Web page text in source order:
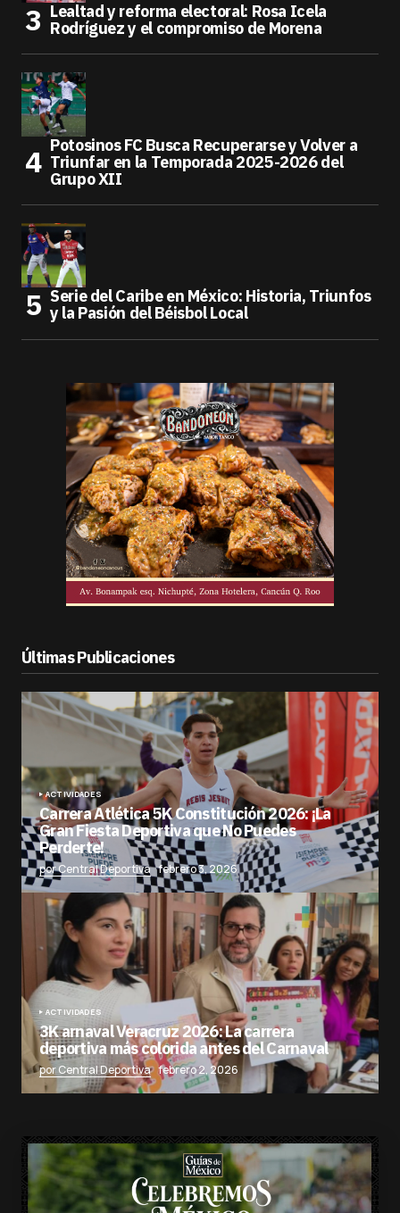
Lealtad y reforma electoral: Rosa Icela
Rodríguez y el compromiso de Morena
Potosinos FC Busca Recuperarse y Volver a
Triunfar en la Temporada 2025-2026 del
Grupo XII
Serie del Caribe en México: Historia, Triunfos
y la Pasión del Béisbol Local
Últimas Publicaciones
ACTIVIDADES
Carrera Atlética 5K Constitución 2026: ¡La
Gran Fiesta Deportiva que No Puedes
Perderte!
por Central Deportiva febrero 3, 2026
ACTIVIDADES
3K arnaval Veracruz 2026: La carrera
deportiva más colorida antes del Carnaval
por Central Deportiva febrero 2, 2026